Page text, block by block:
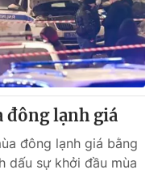
đông lạnh giá
đông lạnh giá bằng
dấu sự khởi đầu mùa